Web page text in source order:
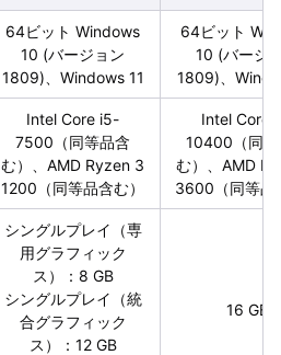
64ビット Windows
10 (バージョン
1809)、Windows 11
64ビット
10 (バージ
1809)、
Intel Core i5-
7500（同等品含
む）、AMD Ryzen 3
1200（同等品含む）
Intel Core
10400（同
む）、AMD
3600（同等品
シングルプレイ（専
用グラフィック
ス）：8 GB
シングルプレイ（統
合グラフィック
ス）：12 GB
16 GB